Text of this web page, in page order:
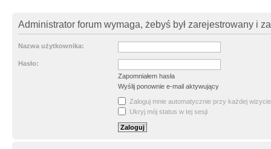
Administrator forum wymaga, żebyś był zarejestrowany i
Nazwa użytkownika:
Hasło:
Zapomniałem hasła
Wyślij ponownie e-mail aktywujący
Zaloguj mnie automatycznie przy każdej wizycie
Ukryj mój status w tej sesji